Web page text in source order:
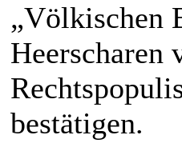
„Völkischen
Heerscharen
bestätigen.